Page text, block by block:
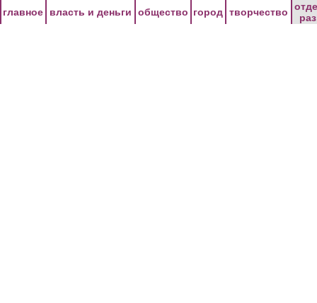
главное власть и деньги общество город творчество